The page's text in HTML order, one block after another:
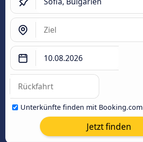
Unterkünfte finden mit Booking.com
Jetzt finden